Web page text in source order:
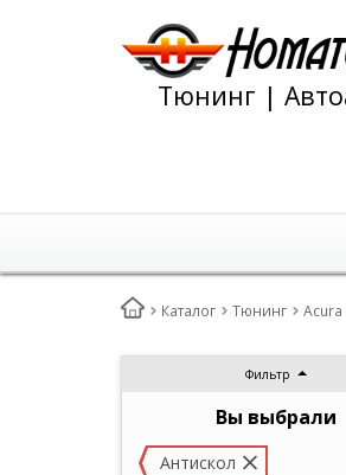
Тюнинг |
Каталог Тюнинг Acura
Фильтр
Вы выбрали
Антискол